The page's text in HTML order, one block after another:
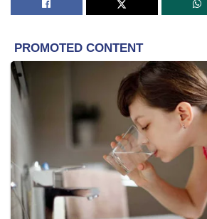
dahuu) sehinggalah sampai masa kita
“Kita akan siasat termasuk hantar
cap jari… kini kami sedang menunggu
kimia dan cap jari yang ada pada
itu… siasatan makan masa sebulan.
“Tidak kira sesiapa. Kami jalankan
tiada yang special sama ada artis atau
kenamaan).
“Terpulang kepada mereka yang buat